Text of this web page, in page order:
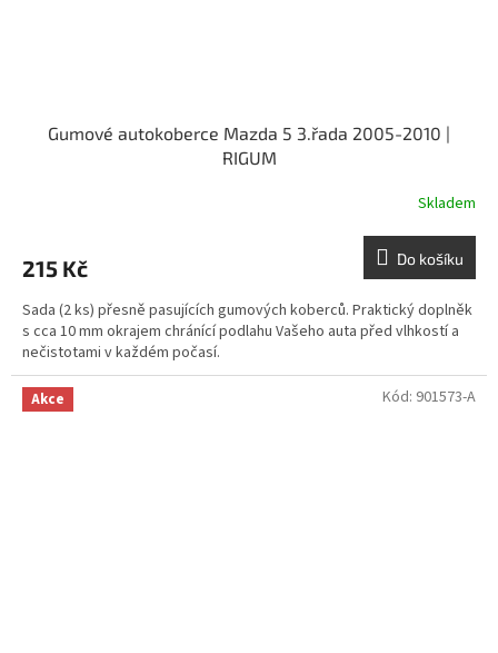
Gumové autokoberce Mazda 5 3.řada 2005-2010 |
RIGUM
Skladem
215 Kč Do košíku
Sada (2 ks) přesně pasujících gumových koberců. Praktický doplněk
s cca 10 mm okrajem chránící podlahu Vašeho auta před vlhkostí a
nečistotami v každém počasí.
Akce Kód: 901573-A